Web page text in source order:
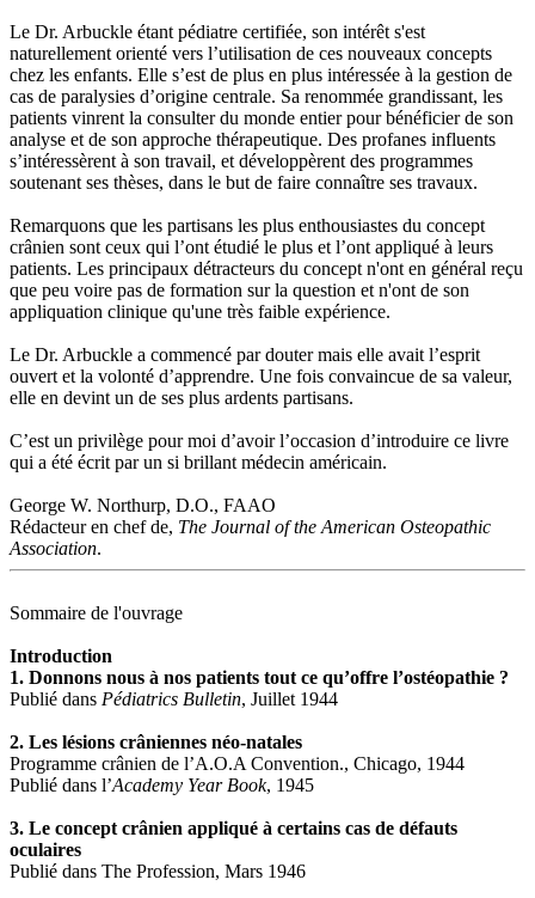
Le Dr. Arbuckle étant pédiatre certifiée, son intérêt s'est
naturellement orienté vers l’utilisation de ces nouveaux concepts
chez les enfants. Elle s’est de plus en plus intéressée à la gestion de
cas de paralysies d’origine centrale. Sa renommée grandissant, les
patients vinrent la consulter du monde entier pour bénéficier de son
analyse et de son approche thérapeutique. Des profanes influents
s’intéressèrent à son travail, et développèrent des programmes
soutenant ses thèses, dans le but de faire connaître ses travaux.
Remarquons que les partisans les plus enthousiastes du concept
crânien sont ceux qui l’ont étudié le plus et l’ont appliqué à leurs
patients. Les principaux détracteurs du concept n'ont en général reçu
que peu voire pas de formation sur la question et n'ont de son
appliquation clinique qu'une très faible expérience.
Le Dr. Arbuckle a commencé par douter mais elle avait l’esprit
ouvert et la volonté d’apprendre. Une fois convaincue de sa valeur,
elle en devint un de ses plus ardents partisans.
C’est un privilège pour moi d’avoir l’occasion d’introduire ce livre
qui a été écrit par un si brillant médecin américain.
George W. Northurp, D.O., FAAO
Rédacteur en chef de, The Journal of the American Osteopathic
Association.
Sommaire de l'ouvrage
Introduction
1. Donnons nous à nos patients tout ce qu’offre l’ostéopathie ?
Publié dans Pédiatrics Bulletin, Juillet 1944
2. Les lésions crâniennes néo-natales
Programme crânien de l’A.O.A Convention., Chicago, 1944
Publié dans l’Academy Year Book, 1945
3. Le concept crânien appliqué à certains cas de défauts
oculaires
Publié dans The Profession, Mars 1946